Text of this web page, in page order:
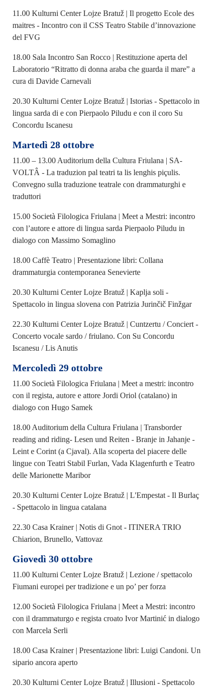
11.00 Kulturni Center Lojze Bratuž | Il progetto Ecole des
maitres - Incontro con il CSS Teatro Stabile d’innovazione
del FVG
18.00 Sala Incontro San Rocco | Restituzione aperta del
Laboratorio “Ritratto di donna araba che guarda il mare” a
cura di Davide Carnevali
20.30 Kulturni Center Lojze Bratuž | Istorias - Spettacolo in
lingua sarda di e con Pierpaolo Piludu e con il coro Su
Concordu Iscanesu
Martedì 28 ottobre
11.00 – 13.00 Auditorium della Cultura Friulana | SA-
VOLTÂ - La traduzion pal teatri ta lis lenghis piçulis.
Convegno sulla traduzione teatrale con drammaturghi e
traduttori
15.00 Società Filologica Friulana | Meet a Mestri: incontro
con l’autore e attore di lingua sarda Pierpaolo Piludu in
dialogo con Massimo Somaglino
18.00 Caffè Teatro | Presentazione libri: Collana
drammaturgia contemporanea Senevierte
20.30 Kulturni Center Lojze Bratuž | Kaplja soli -
Spettacolo in lingua slovena con Patrizia Jurinčič Finžgar
22.30 Kulturni Center Lojze Bratuž | Cuntzertu / Conciert -
Concerto vocale sardo / friulano. Con Su Concordu
Iscanesu / Lis Anutis
Mercoledì 29 ottobre
11.00 Società Filologica Friulana | Meet a mestri: incontro
con il regista, autore e attore Jordi Oriol (catalano) in
dialogo con Hugo Samek
18.00 Auditorium della Cultura Friulana | Transborder
reading and riding- Lesen und Reiten - Branje in Jahanje -
Leint e Corint (a Cjaval). Alla scoperta del piacere delle
lingue con Teatri Stabil Furlan, Vada Klagenfurth e Teatro
delle Marionette Maribor
20.30 Kulturni Center Lojze Bratuž | L'Empestat - Il Burlaç
- Spettacolo in lingua catalana
22.30 Casa Krainer | Notis di Gnot - ITINERA TRIO
Chiarion, Brunello, Vattovaz
Giovedì 30 ottobre
11.00 Kulturni Center Lojze Bratuž | Lezione / spettacolo
Fiumani europei per tradizione e un po’ per forza
12.00 Società Filologica Friulana | Meet a Mestri: incontro
con il drammaturgo e regista croato Ivor Martinić in dialogo
con Marcela Serli
18.00 Casa Krainer | Presentazione libri: Luigi Candoni. Un
sipario ancora aperto
20.30 Kulturni Center Lojze Bratuž | Illusioni - Spettacolo